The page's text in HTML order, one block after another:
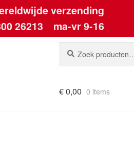
verzending
26213 ma-vr 9-16
naar:
€0,00 0 items